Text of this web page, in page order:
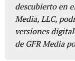
descubierto en
Media, LLC,
versiones
de GFR Media